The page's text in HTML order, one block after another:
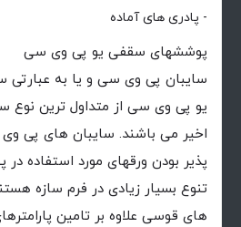
- پادری های آماده
پوششهای سقفی یو پی وی سی
سایبان پی وی سی و یا به
یو پی وی سی از متداول ترین نوع
اخیر می باشند. سایبان های پی
پذیر بودن ورقهای مورد استفاده
تنوع بسیار زیادی در فرم سازه
های قوسی علاوه بر تامین